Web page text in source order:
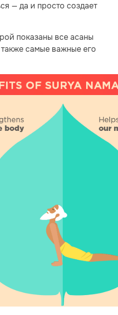
— да и просто создает
показаны все асаны
самые важные его